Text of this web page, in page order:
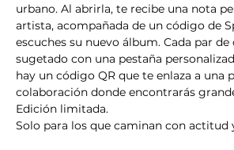
urbano. Al abrirla, te recibe una nota
artista, acompañada de un código de
escuches su nuevo álbum. Cada par de
sugetado con una pestaña
hay un código QR que te enlaza a una
colaboración donde encontrarás
Edición limitada.
Solo para los que caminan con actitud